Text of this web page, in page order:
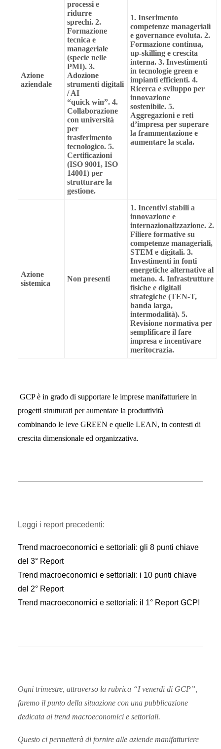
Azione
aziendale
processi e
ridurre
sprechi. 2.
Formazione
tecnica e
manageriale
(specie nelle
PMI). 3.
Adozione
strumenti digitali
/ AI
“quick win”. 4.
Collaborazione
con università
per
trasferimento
tecnologico. 5.
Certificazioni
(ISO 9001, ISO
14001) per
strutturare la
gestione.
1. Inserimento
competenze manageriali
e governance evoluta. 2.
Formazione continua,
up-skilling e crescita
interna. 3. Investimenti
in tecnologie green e
impianti efficienti. 4.
Ricerca e sviluppo per
innovazione
sostenibile. 5.
Aggregazioni e reti
d’impresa per superare
la frammentazione e
aumentare la scala.
Azione
sistemica
Non presenti
1. Incentivi stabili a
innovazione e
internazionalizzazione. 2.
Filiere formative su
competenze manageriali,
STEM e digitali. 3.
Investimenti in fonti
energetiche alternative al
metano. 4. Infrastrutture
fisiche e digitali
strategiche (TEN-T,
banda larga,
intermodalità). 5.
Revisione normativa per
semplificare il fare
impresa e incentivare
meritocrazia.
GCP è in grado di supportare le imprese manifatturiere in
progetti strutturati per aumentare la produttività
combinando le leve GREEN e quelle LEAN, in contesti di
crescita dimensionale ed organizzativa.
Leggi i report precedenti:
Trend macroeconomici e settoriali: gli 8 punti chiave
del 3° Report
Trend macroeconomici e settoriali: i 10 punti chiave
del 2° Report
Trend macroeconomici e settoriali: il 1° Report GCP!
Ogni trimestre, attraverso la rubrica “I venerdì di GCP”,
faremo il punto della situazione con una pubblicazione
dedicata ai trend macroeconomici e settoriali.
Questo ci permetterà di fornire alle aziende manifatturiere